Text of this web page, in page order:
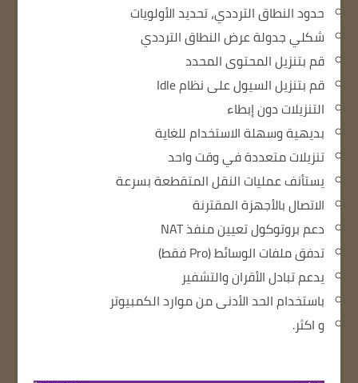
حدود النطاق الترددي، تحديد الأولويات
شكلي جدولة عرض النطاق الترددي
قم بتنزيل المحتوى المحدد
قم بتنزيل السيول على نظام Idle
التنزيلات دون إبطاء
بديهية وسهلة الاستخدام للغاية
تنزيلات متعددة في وقت واحد
يستأنف عمليات النقل المتقطعة بسرعة
الاتصال بالأجهزة المقترنة
دعم بروتوكول تعيين منفذ NAT
تدفق ملفات الوسائط (Pro فقط)
يدعم تبادل الأقران والتشفير
باستخدام الحد الأدنى من موارد الكمبيوتر
و اكثر.